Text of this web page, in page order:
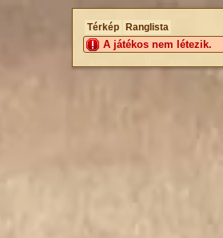
Térkép Ranglista
A játékos nem létezik.